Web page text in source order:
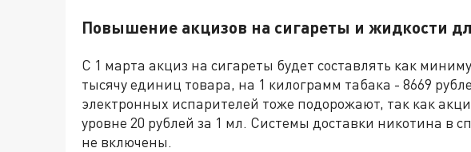
Повышение акцизов на сигареты и жидкости
С 1 марта акциз на сигареты будет составлять как
тысячу единиц товара, на 1 килограмм табака - 8669
электронных испарителей тоже подорожают, так как
уровне 20 рублей за 1 мл. Системы доставки никотина в
не включены.